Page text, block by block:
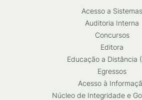
Acesso a Sistemas
Auditoria Interna
Concursos
Editora
Educação a Distância
Egressos
Acesso à
Núcleo de Integridade e